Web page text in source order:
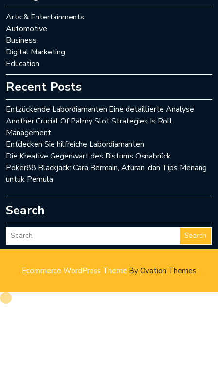
Arts & Entertainments
Automotive
Business
Digital Marketing
Education
Recent Posts
Entzückende Labordiamanten Eine detaillierte Analyse
Another Crucial Of Palmy Slot Strategies Is Roll
Management
Entdecken Sie hilfreiche Labordiamanten
Die Kreative Gegenwart des Bistums Osnabrück
Poker88 Blackjack: Cara Bermain, Aturan, dan Tips Menang
untuk Pemula
Search
Search
Ecommerce WordPress Theme By Ovation Themes